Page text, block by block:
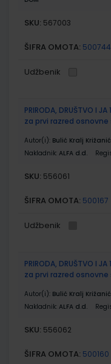
SKU: 567003
ŠIFRA OMOTA: 500744
Udžbenik
PRIRODA, DRUŠTVO I
za prvi razred osnovne
Autor(i): Bulić Kralj
Nakladnik: ALFA d.d.
SKU: 556061
ŠIFRA OMOTA: 500167
Udžbenik
PRIRODA, DRUŠTVO I
za prvi razred osnovne
Autor(i): Bulić Kralj
Nakladnik: ALFA d.d.
SKU: 556062
ŠIFRA OMOTA: 500160